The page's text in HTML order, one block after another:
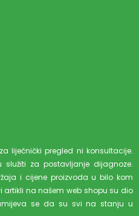
liječnički pregled ni konsultacije.
za postavljanje dijagnoze.
i cijene proizvoda u bilo kom
artikli na našem web shopu su dio
se da su svi na stanju u